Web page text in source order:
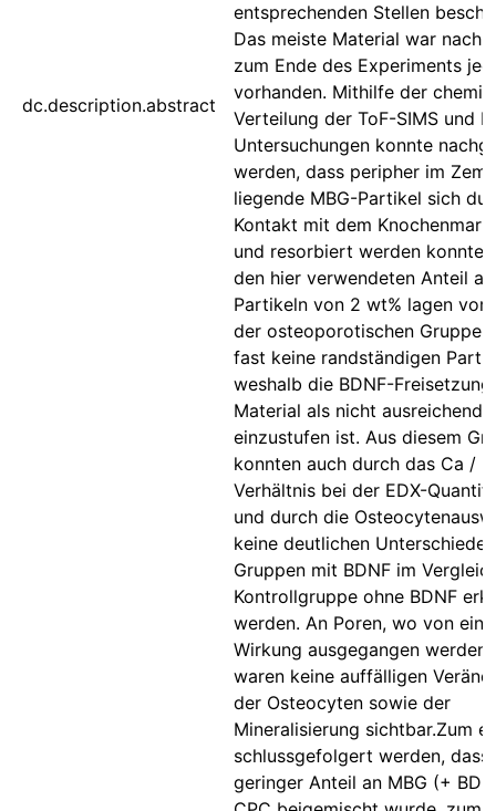
dc.description.abstract
entsprechenden Stellen
Das meiste Material war nach
zum Ende des Experiments
vorhanden. Mithilfe der
Verteilung der ToF-SIMS und
Untersuchungen konnte
werden, dass peripher im
liegende MBG-Partikel sich
Kontakt mit dem
und resorbiert werden
den hier verwendeten Anteil
Partikeln von 2 wt% lagen vor
der osteoporotischen Gruppe
fast keine randständigen
weshalb die BDNF-
Material als nicht ausreichend
einzustufen ist. Aus diesem
konnten auch durch das Ca /
Verhältnis bei der EDX-
und durch die
keine deutlichen Unterschiede
Gruppen mit BDNF im
Kontrollgruppe ohne BDNF
werden. An Poren, wo von
Wirkung ausgegangen werden
waren keine auffälligen
der Osteocyten sowie der
Mineralisierung sichtbar.Zum
schlussgefolgert werden, dass
geringer Anteil an MBG (+